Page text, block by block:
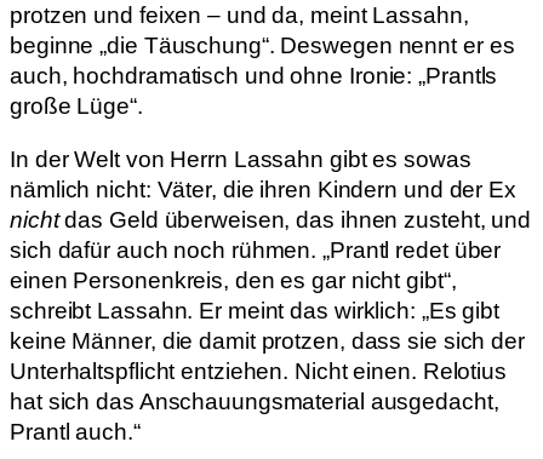
protzen und feixen – und da, meint Lassahn,
beginne „die Täuschung“. Deswegen nennt er es
auch, hochdramatisch und ohne Ironie: „Prantls
große Lüge“.
In der Welt von Herrn Lassahn gibt es sowas
nämlich nicht: Väter, die ihren Kindern und der Ex
nichtdas Geld überweisen, das ihnen zusteht, und
sich dafür auch noch rühmen. „Prantl redet über
einen Personenkreis, den es gar nicht gibt“,
schreibt Lassahn. Er meint das wirklich: „Es gibt
keine Männer, die damit protzen, dass sie sich der
Unterhaltspflicht entziehen. Nicht einen. Relotius
hat sich das Anschauungsmaterial ausgedacht,
Prantl auch.“